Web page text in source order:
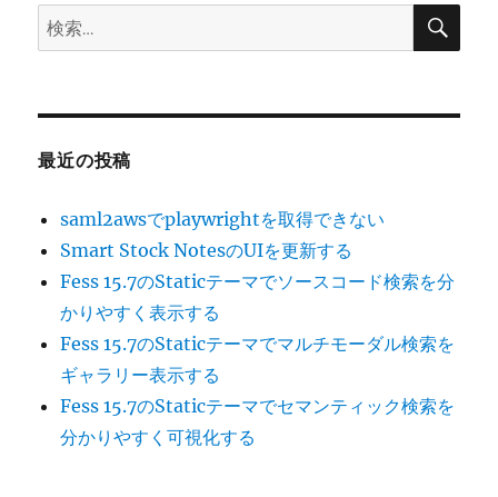
検
索:
検
最近の投稿
saml2awsでplaywrightを取得できない
Smart Stock NotesのUIを更新する
Fess 15.7のStaticテーマでソースコード検索を分
かりやすく表示する
Fess 15.7のStaticテーマでマルチモーダル検索を
ギャラリー表示する
Fess 15.7のStaticテーマでセマンティック検索を
分かりやすく可視化する